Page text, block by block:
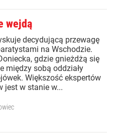
wejdą
decydującą przewagę
na Wschodzie.
gdzie gnieżdżą się
między sobą oddziały
Większość ekspertów
jest w stanie w...